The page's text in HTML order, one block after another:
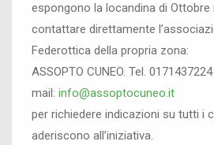
espongono la locandina di
contattare direttamente
Federottica della propria zona:
ASSOPTO CUNEO. Tel. 0171437224
mail: info@assoptocuneo.it
per richiedere indicazioni su tutti i
aderiscono all’iniziativa.